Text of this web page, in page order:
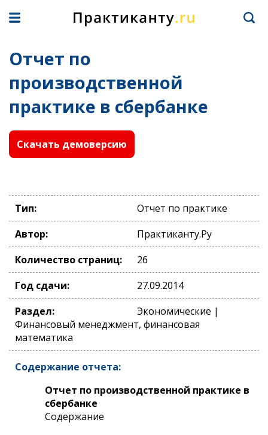
Отчет по
производственной
практике в сбербанке
Скачать демоверсию
Тип:
Отчет по практике
Автор:
Практиканту.Ру
Количество страниц:
26
Год сдачи:
27.09.2014
Раздел:
Экономические |
Финансовый менеджмент, финансовая
математика
Содержание отчета:
Отчет по производственной практике в
сбербанке
Содержание